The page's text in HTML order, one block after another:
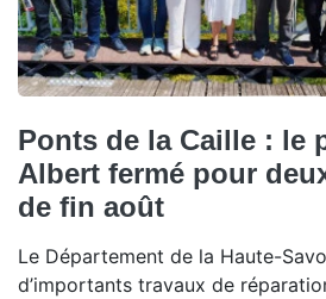
Ponts de la Caille : le
Albert fermé pour
de fin août
Le Département de la Haute-
d’importants travaux de